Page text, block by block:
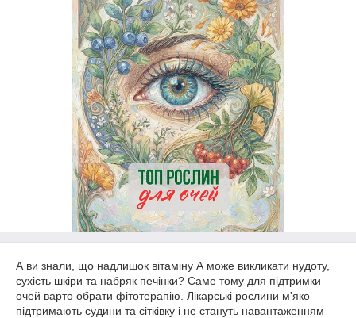
А ви знали, що надлишок вітаміну А може викликати нудоту,
сухість шкіри та набряк печінки? Саме тому для підтримки
очей варто обрати фітотерапію. Лікарські рослини м'яко
підтримають судини та сітківку і не стануть навантаженням